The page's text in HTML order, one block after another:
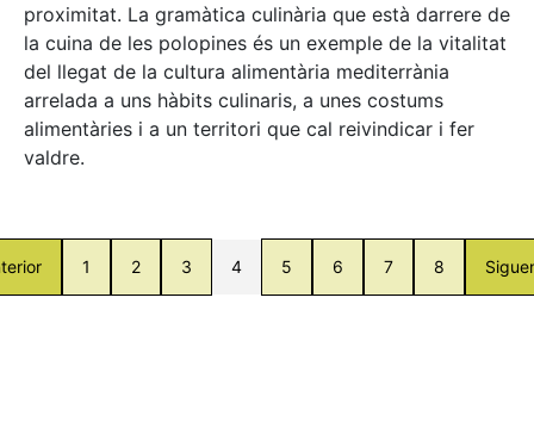
proximitat. La gramàtica culinària que està darrere de
la cuina de les polopines és un exemple de la vitalitat
del llegat de la cultura alimentària mediterrània
arrelada a uns hàbits culinaris, a unes costums
alimentàries i a un territori que cal reivindicar i fer
valdre.
1 2 3 4 5 6 7 8